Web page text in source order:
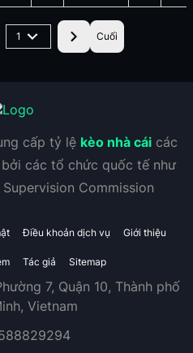
1 Cuối
cấp tỷ lệ kèo nhà cáicác
các tổ chức quốc tế như
Commission
Điều khoản dịch vụ Giới thiệu
Tác giả Sitemap
7, Quận 10, Thành phố
Vietnam